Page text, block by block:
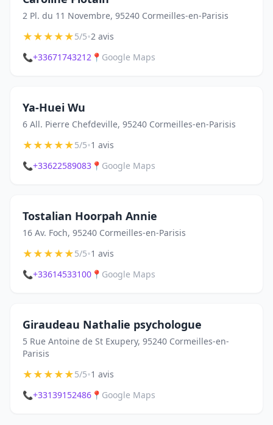
2 Pl. du 11 Novembre, 95240 Cormeilles-en-Parisis
★★★★★5/5•2 avis
📞+33671743212 📍 Google Maps
Ya-Huei Wu
6 All. Pierre Chefdeville, 95240 Cormeilles-en-Parisis
★★★★★5/5•1 avis
📞+33622589083 📍 Google Maps
Tostalian Hoorpah Annie
16 Av. Foch, 95240 Cormeilles-en-Parisis
★★★★★5/5•1 avis
📞+33614533100 📍 Google Maps
Giraudeau Nathalie psychologue
5 Rue Antoine de St Exupery, 95240 Cormeilles-en-
Parisis
★★★★★5/5•1 avis
📞+33139152486 📍 Google Maps